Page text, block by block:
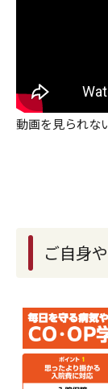
動画を見られな
ご自身